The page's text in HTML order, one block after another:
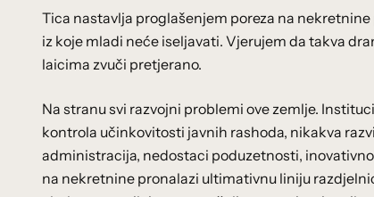
Tica nastavlja proglašenjem poreza na
iz koje mladi neće iseljavati. Vjerujem da takva
laicima zvuči pretjerano.
Na stranu svi razvojni problemi ove zemlje.
kontrola učinkovitosti javnih rashoda, nikakva
administracija, nedostaci poduzetnosti,
na nekretnine pronalazi ultimativnu liniju